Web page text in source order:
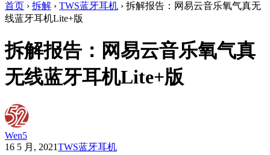
首页 › 拆解 › TWS蓝牙耳机 › 拆解报告：网易云音乐氧气真无
线蓝牙耳机Lite+版
拆解报告：网易云音乐氧气真
无线蓝牙耳机Lite+版
Wen5
16 5 月, 2021TWS蓝牙耳机